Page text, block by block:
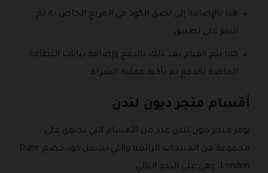
هذا بالإضافة إلى لصق الكود في المربع الخاص به ثم
النقر على تطبيق.
كما يتم القيام بعد ذلك بالدفع وإضافة بيانات البطاقة
الخاصة بالدفع ثم تأكيد عملية الشراء.
أقسام متجر ديون لندن
يوفر متجر ديون لندن عدد من الأقسام التي تحتوي على
مجموعة من المنتجات الرائعة والتي تشمل كود خصم Dune
London، وهي على النحو التالي: